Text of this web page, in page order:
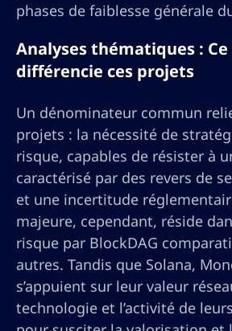
phases de faiblesse générale
Analyses thématiques :
différencie ces projets
Un dénominateur commun
projets : la nécessité de
risque, capables de résister à
caractérisé par des revers de
et une incertitude
majeure, cependant, réside
risque par BlockDAG
autres. Tandis que Solana,
s’appuient sur leur valeur
technologie et l’activité de